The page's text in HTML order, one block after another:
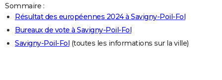
Forum
Aménagement intérieur
Extérieur
Cuisine
Salle de bains
Jardinage
Rangement
+WEEK-END
LIFESTYLE
Art de vivre
Bien-être
Loisirs
Mode
Modes de vie
SANTE
Sommaire :
Résultat des européennes 2024 à Savigny-Poil-Fol
Bureaux de vote à Savigny-Poil-Fol
Savigny-Poil-Fol (toutes les informations sur la ville)